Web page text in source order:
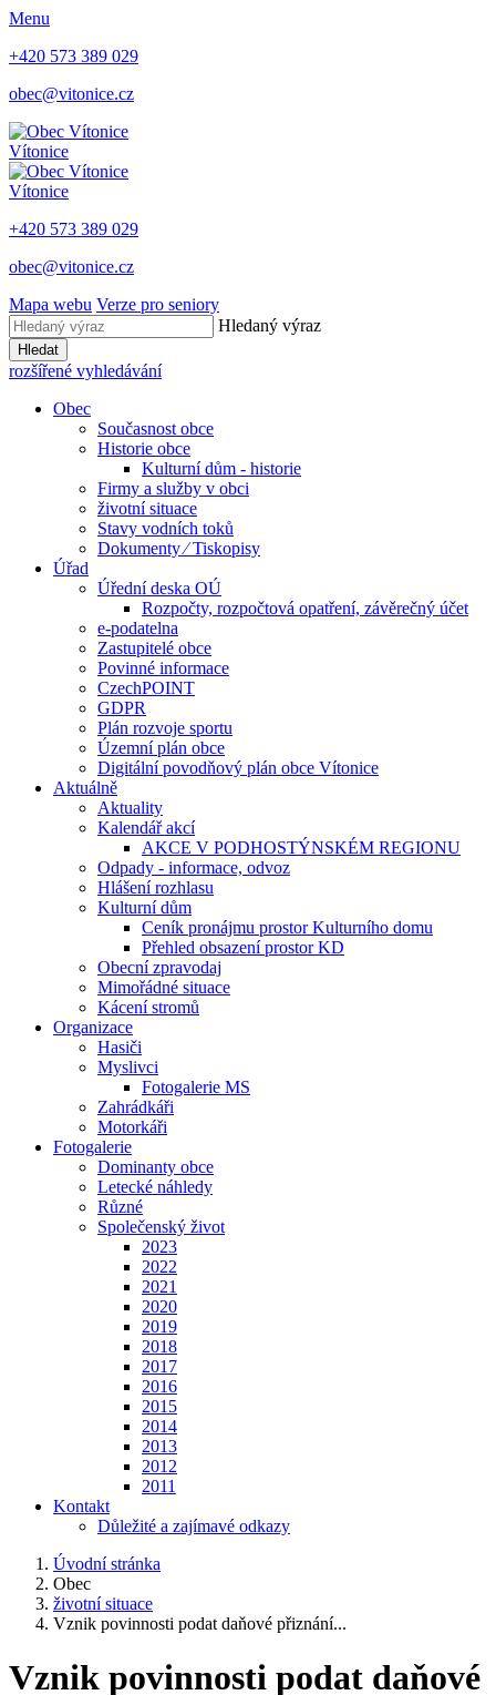
Menu
+420 573 389 029
obec@vitonice.cz
Vítonice
Vítonice
+420 573 389 029
obec@vitonice.cz
Mapa webu Verze pro seniory
Hledaný výraz
Hledat
rozšířené vyhledávání
Obec
Současnost obce
Historie obce
Kulturní dům - historie
Firmy a služby v obci
životní situace
Stavy vodních toků
Dokumenty ⁄ Tiskopisy
Úřad
Úřední deska OÚ
Rozpočty, rozpočtová opatření, závěrečný účet
e-podatelna
Zastupitelé obce
Povinné informace
CzechPOINT
GDPR
Plán rozvoje sportu
Územní plán obce
Digitální povodňový plán obce Vítonice
Aktuálně
Aktuality
Kalendář akcí
AKCE V PODHOSTÝNSKÉM REGIONU
Odpady - informace, odvoz
Hlášení rozhlasu
Kulturní dům
Ceník pronájmu prostor Kulturního domu
Přehled obsazení prostor KD
Obecní zpravodaj
Mimořádné situace
Kácení stromů
Organizace
Hasiči
Myslivci
Fotogalerie MS
Zahrádkáři
Motorkáři
Fotogalerie
Dominanty obce
Letecké náhledy
Různé
Společenský život
2023
2022
2021
2020
2019
2018
2017
2016
2015
2014
2013
2012
2011
Kontakt
Důležité a zajímavé odkazy
Úvodní stránka
Obec
životní situace
Vznik povinnosti podat daňové přiznání...
Vznik povinnosti podat daňové